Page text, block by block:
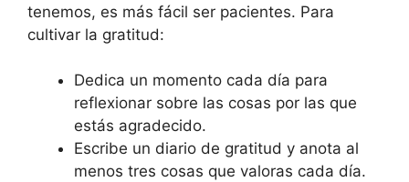
tenemos, es más fácil ser pacientes. Para
cultivar la gratitud:
Dedica un momento cada día para
reflexionar sobre las cosas por las que
estás agradecido.
Escribe un diario de gratitud y anota al
menos tres cosas que valoras cada día.